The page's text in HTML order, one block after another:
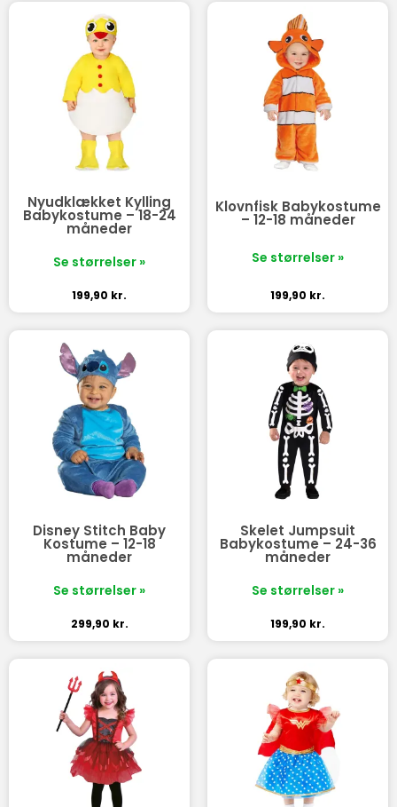
Nyudklækket Kylling
Babykostume – 18-24
måneder
Se størrelser »
199,90 kr.
Klovnfisk Babykostume
– 12-18 måneder
Se størrelser »
199,90 kr.
Disney Stitch Baby
Kostume – 12-18
måneder
Se størrelser »
299,90 kr.
Skelet Jumpsuit
Babykostume – 24-36
måneder
Se størrelser »
199,90 kr.